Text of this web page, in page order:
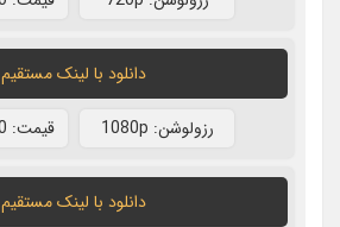
دانلود با لينک مستقيم
رزولوشن: 1080p قيمت: 9500 تومان
دانلود با لينک مستقيم